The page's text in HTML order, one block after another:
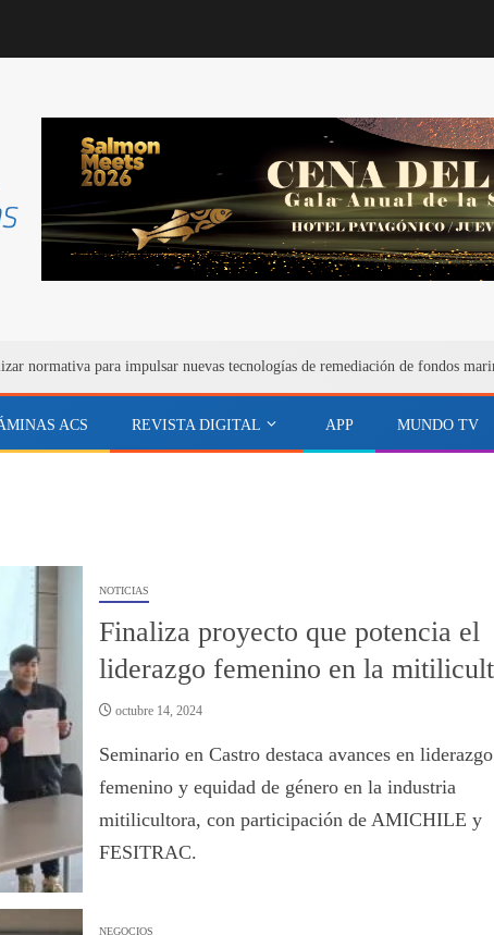
normativa para impulsar nuevas tecnologías de remediación de fondos
ACS REVISTA DIGITAL APP MUNDO TV
NOTICIAS
Finaliza proyecto que potencia el
liderazgo femenino en la
octubre 14, 2024
Seminario en Castro destaca avances en liderazgo
femenino y equidad de género en la industria
mitilicultora, con participación de AMICHILE y
FESITRAC.
NEGOCIOS